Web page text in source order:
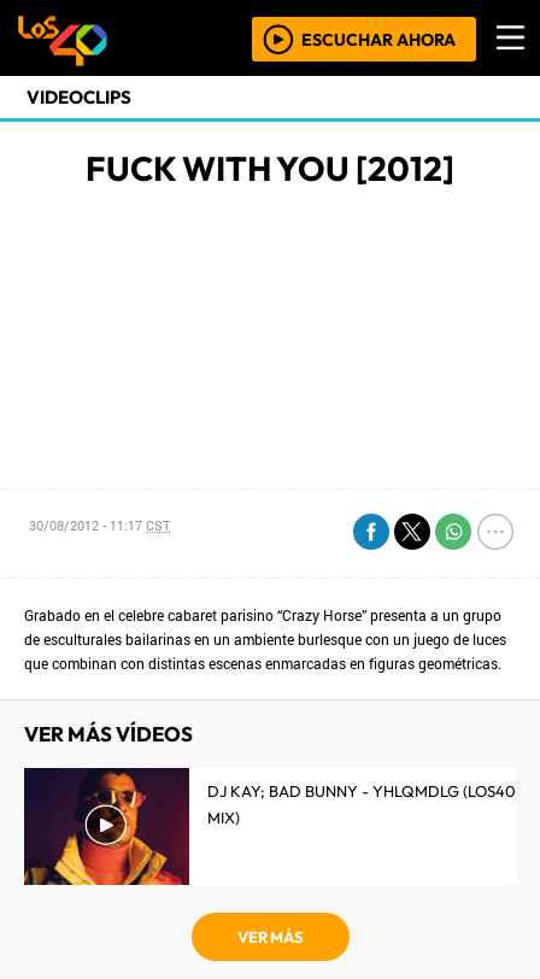
ESCUCHAR AHORA
VIDEOCLIPS
FUCK WITH YOU [2012]
30/08/2012 - 11:17CST
Grabado en el celebre cabaret parisino “Crazy Horse” presenta a un grupo
de esculturales bailarinas en un ambiente burlesque con un juego de luces
que combinan con distintas escenas enmarcadas en figuras geométricas.
VER MÁS VÍDEOS
DJ KAY; BAD BUNNY - YHLQMDLG (LOS40
MIX)
VER MÁS